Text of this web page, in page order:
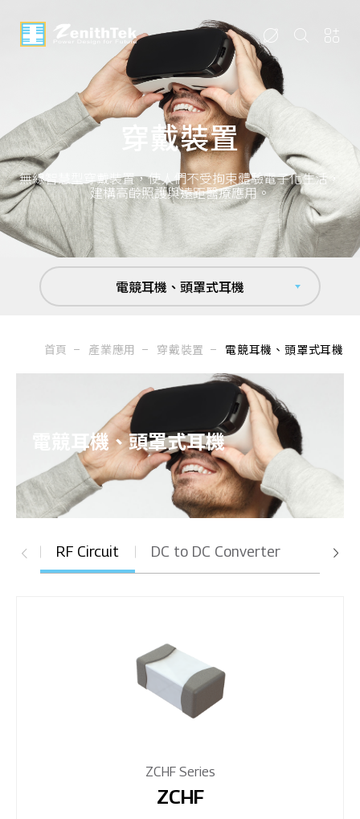
穿戴裝置
無線智慧型穿戴裝置，使人們不受拘束體驗電子化生活，
建構高齡照護與遠距醫療應用。
電競耳機、頭罩式耳機
首頁 產業應用 穿戴裝置 電競耳機、頭罩式耳機
電競耳機、頭罩式耳機
RF Circuit DC to DC Converter
ZCHF Series
ZCHF